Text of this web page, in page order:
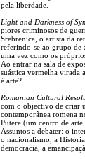
pela liberdade.
Light and Darkness of
piores criminosos de
Srebrenica, o artista da
referindo-se ao grupo de
uma vez como os
Ao entrar na sala de
suástica vermelha virada
é arte?
Romanian Cultural
com o objectivo de criar
contemporânea romena
Putere (um centro de arte
Assuntos a debater: o
o nacionalismo, a
democracia, a